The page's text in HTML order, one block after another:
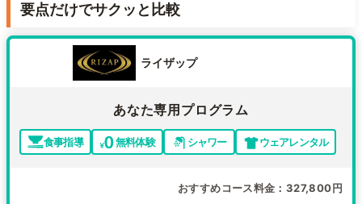
要点だけでサクッと比較
ライザップ
あなた専用プログラム
食事指導 無料体験 シャワー ウェアレンタル
おすすめコース料金 327,800円